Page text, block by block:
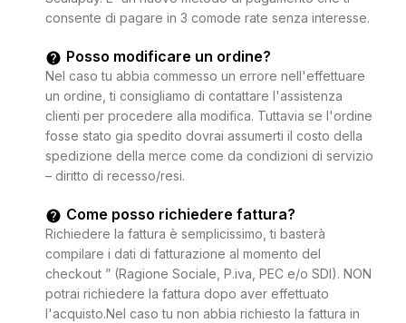
consente di pagare in 3 comode rate senza interesse.
Posso modificare un ordine?
Nel caso tu abbia commesso un errore nell'effettuare
un ordine, ti consigliamo di contattare l'assistenza
clienti per procedere alla modifica. Tuttavia se l'ordine
fosse stato gia spedito dovrai assumerti il costo della
spedizione della merce come da condizioni di servizio
– diritto di recesso/resi.
Come posso richiedere fattura?
Richiedere la fattura è semplicissimo, ti basterà
compilare i dati di fatturazione al momento del
checkout ” (Ragione Sociale, P.iva, PEC e/o SDI). NON
potrai richiedere la fattura dopo aver effettuato
l'acquisto.Nel caso tu non abbia richiesto la fattura in